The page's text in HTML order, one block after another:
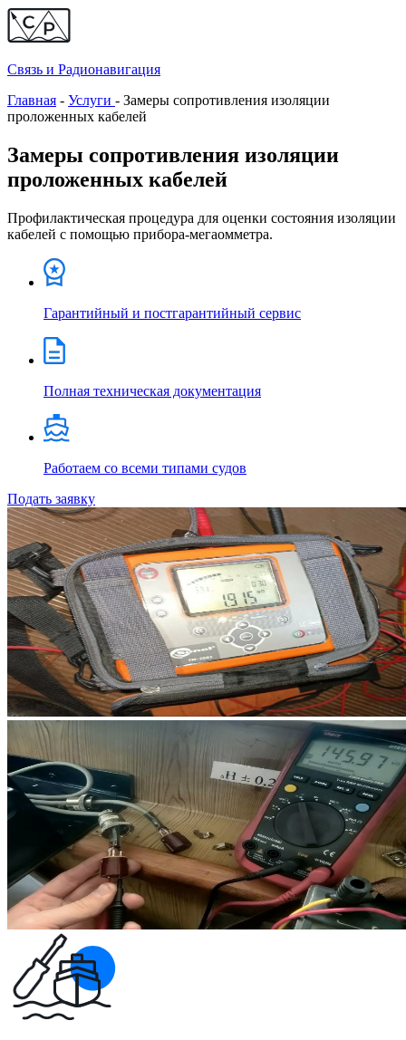
Связь и Радионавигация
Главная - Услуги - Замеры сопротивления изоляции
проложенных кабелей
Замеры сопротивления изоляции
проложенных кабелей
Профилактическая процедура для оценки состояния изоляции
кабелей с помощью прибора-мегаомметра.
Гарантийный и постгарантийный сервис
Полная техническая документация
Работаем со всеми типами судов
Подать заявку